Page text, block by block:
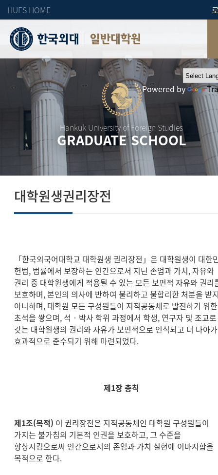
HUFS HOME
일반대학원
Hankuk University of Foreign Studies
GRADUATE SCHOOL
Powered by
대학원생권리장전
「한국외국어대학교 대학원생 권리장전」은 대학원생이 대한
헌법, 법률에서 보장하는 인간으로서 지닌 존엄과 가치, 자유와
권리 중 대학원생에게 적용될 수 있는 모든 보편적 자유와 권리
보호하며, 본인의 의사에 반하여 불리하고 불합리한 처분을 받
아니하며, 대학원 모든 구성원들이 지적공동체로 발전하기 위한
초석을 쌓으며, 석‧박사 학위 과정에서 학생, 연구자 및 조교로
갖는 대학원생의 권리와 자유가 보편적으로 인식되고 더 나아가
효과적으로 준수되기 위해 마련되었다.
제1장 총칙
제1조(목적) 이 권리장전은 지적공동체인 대학원 구성원들이
가지는 불가침의 기본적 인권을 보호하고, 그 수준을
향상시킴으로써 인간으로서의 존엄과 가치 실현에 이바지함을
목적으로 한다.